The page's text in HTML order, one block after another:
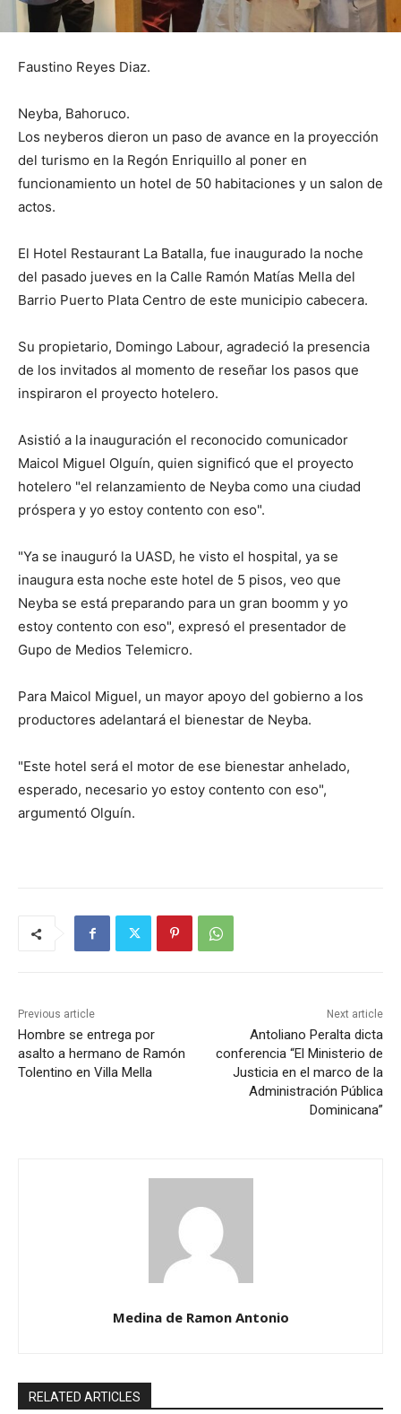
Faustino Reyes Diaz.
Neyba, Bahoruco.
Los neyberos dieron un paso de avance en la proyección
del turismo en la Regón Enriquillo al poner en
funcionamiento un hotel de 50 habitaciones y un salon de
actos.
El Hotel Restaurant La Batalla, fue inaugurado la noche
del pasado jueves en la Calle Ramón Matías Mella del
Barrio Puerto Plata Centro de este municipio cabecera.
Su propietario, Domingo Labour, agradeció la presencia
de los invitados al momento de reseñar los pasos que
inspiraron el proyecto hotelero.
Asistió a la inauguración el reconocido comunicador
Maicol Miguel Olguín, quien significó que el proyecto
hotelero "el relanzamiento de Neyba como una ciudad
próspera y yo estoy contento con eso".
"Ya se inauguró la UASD, he visto el hospital, ya se
inaugura esta noche este hotel de 5 pisos, veo que
Neyba se está preparando para un gran boomm y yo
estoy contento con eso", expresó el presentador de
Gupo de Medios Telemicro.
Para Maicol Miguel, un mayor apoyo del gobierno a los
productores adelantará el bienestar de Neyba.
"Este hotel será el motor de ese bienestar anhelado,
esperado, necesario yo estoy contento con eso",
argumentó Olguín.
Previous article
Hombre se entrega por
asalto a hermano de Ramón
Tolentino en Villa Mella
Next article
Antoliano Peralta dicta
conferencia “El Ministerio de
Justicia en el marco de la
Administración Pública
Dominicana”
Medina de Ramon Antonio
RELATED ARTICLES